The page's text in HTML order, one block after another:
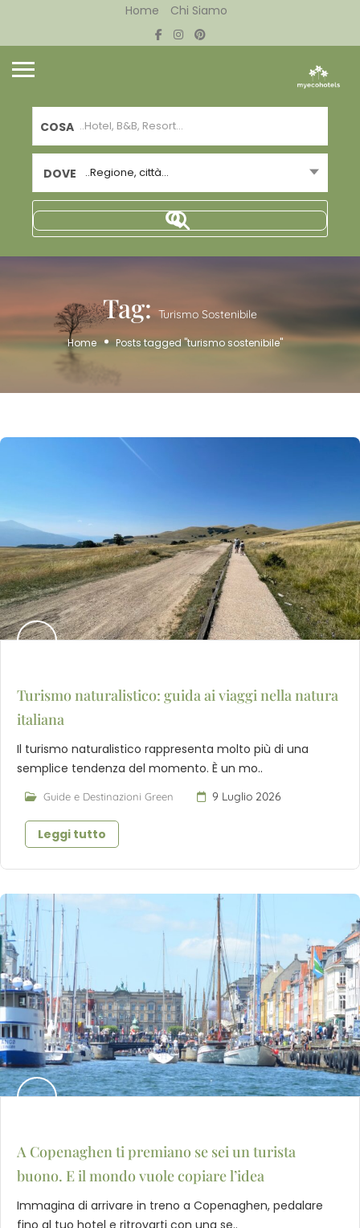
Home Chi Siamo
COSA
DOVE ..Regione, città...
Tag: Turismo Sostenibile
Home Posts tagged "turismo sostenibile"
Turismo naturalistico: guida ai viaggi nella natura
italiana
Il turismo naturalistico rappresenta molto più di una
semplice tendenza del momento. È un mo..
Guide e Destinazioni Green 9 Luglio 2026
Leggi tutto
A Copenaghen ti premiano se sei un turista
buono. E il mondo vuole copiare l’idea
Immagina di arrivare in treno a Copenaghen, pedalare
fino al tuo hotel e ritrovarti con una se..